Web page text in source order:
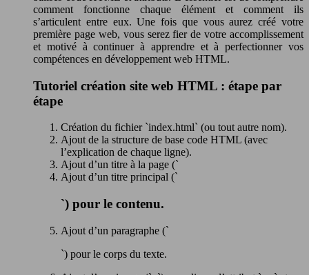
comment fonctionne chaque élément et comment ils
s’articulent entre eux. Une fois que vous aurez créé votre
première page web, vous serez fier de votre accomplissement
et motivé à continuer à apprendre et à perfectionner vos
compétences en développement web HTML.
Tutoriel création site web HTML : étape par
étape
Création du fichier `index.html` (ou tout autre nom).
Ajout de la structure de base code HTML (avec
l’explication de chaque ligne).
Ajout d’un titre à la page (`
Ajout d’un titre principal (`
`) pour le contenu.
Ajout d’un paragraphe (`
`) pour le corps du texte.